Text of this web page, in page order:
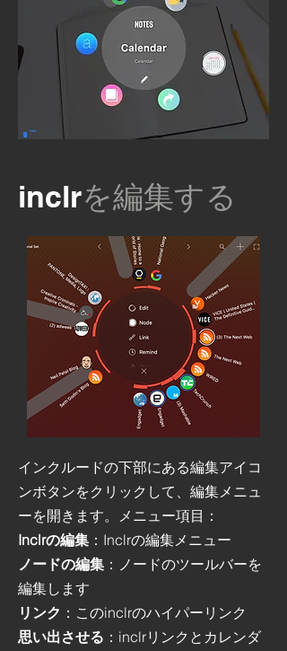
inclrを編集する
インクルードの下部にある編集アイコ
ンボタンをクリックして、編集メニュ
ーを開きます。 メニュー項目：
Inclrの編集 ：Inclrの編集メニュー
ノードの編集 ：ノードのツールバーを
編集します
リンク ：このinclrのハイパーリンク
思い出させる ：inclrリンクとカレンダ